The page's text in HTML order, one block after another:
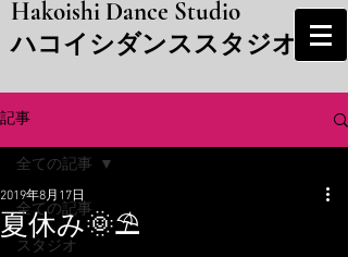
Hakoishi Dance Studio
​ハコイシダンススタジオ
記事
全ての記事
スタジオ
全ての記事
夏休み🌞⛱
2019年8月17日